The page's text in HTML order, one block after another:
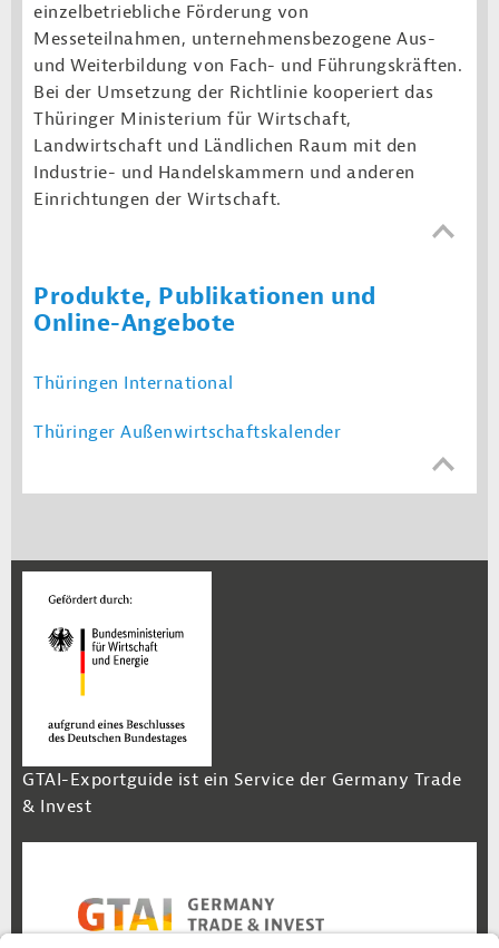
einzelbetriebliche Förderung von
Messeteilnahmen, unternehmensbezogene Aus-
und Weiterbildung von Fach- und Führungskräften.
Bei der Umsetzung der Richtlinie kooperiert das
Thüringer Ministerium für Wirtschaft,
Landwirtschaft und Ländlichen Raum mit den
Industrie- und Handelskammern und anderen
Einrichtungen der Wirtschaft.
Produkte, Publikationen und
Online-Angebote
Thüringen International
Thüringer Außenwirtschaftskalender
GTAI-Exportguide ist ein Service der Germany Trade
& Invest